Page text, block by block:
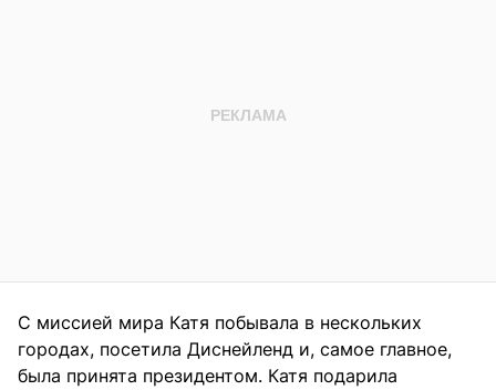
С миссией мира Катя побывала в нескольких
городах, посетила Диснейленд и, самое главное,
была принята президентом. Катя подарила